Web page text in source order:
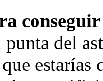
del
estarías